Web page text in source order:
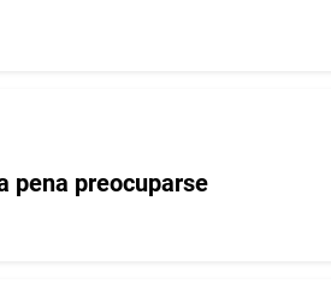
pena preocuparse